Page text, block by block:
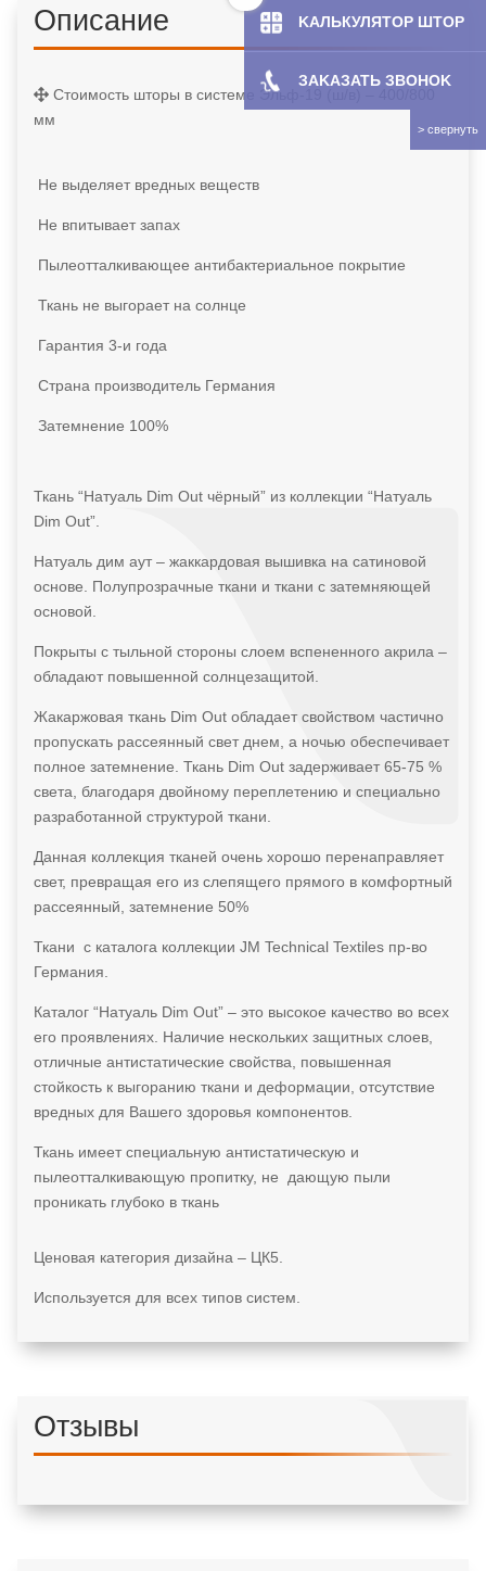
Описание
Стоимость шторы в системе Эльф-19 (ш/в) – 400/800
мм
Не выделяет вредных веществ
Не впитывает запах
Пылеотталкивающее антибактериальное покрытие
Ткань не выгорает на солнце
Гарантия 3-и года
Страна производитель Германия
Затемнение 100%
Ткань “Натуаль Dim Out чёрный” из коллекции “Натуаль
Dim Out”.
Натуаль дим аут – жаккардовая вышивка на сатиновой
основе. Полупрозрачные ткани и ткани с затемняющей
основой.
Покрыты с тыльной стороны слоем вспененного акрила –
обладают повышенной солнцезащитой.
Жакаржовая ткань Dim Out обладает свойством частично
пропускать рассеянный свет днем, а ночью обеспечивает
полное затемнение. Ткань Dim Out задерживает 65-75 %
света, благодаря двойному переплетению и специально
разработанной структурой ткани.
Данная коллекция тканей очень хорошо перенаправляет
свет, превращая его из слепящего прямого в комфортный
рассеянный, затемнение 50%
Ткани с каталога коллекции JM Technical Textiles пр-во
Германия.
Каталог “Натуаль Dim Out” – это высокое качество во всех
его проявлениях. Наличие нескольких защитных слоев,
отличные антистатические свойства, повышенная
стойкость к выгоранию ткани и деформации, отсутствие
вредных для Вашего здоровья компонентов.
Ткань имеет специальную антистатическую и
пылеотталкивающую пропитку, не дающую пыли
проникать глубоко в ткань
Ценовая категория дизайна – ЦК5.
Используется для всех типов систем.
Отзывы
KAЛЬКУЛЯТOP ШТОР
ЗAKAЗATЬ ЗBOHOK